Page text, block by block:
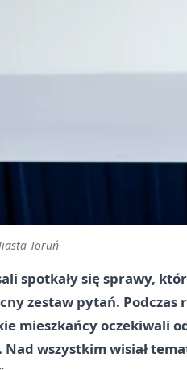
Toruń
spotkały się sprawy,
zestaw pytań.
mieszkańcy oczekiwali
wszystkim wisiał